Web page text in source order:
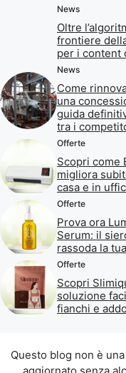
News
Oltre
frontiere
per i content
News
Come
una
guida
tra i
Offerte
Scopri come
migliora
casa e in
Offerte
Prova ora
Serum: il
rassoda la
Offerte
Scopri
soluzione
fianchi e
Questo blog non è